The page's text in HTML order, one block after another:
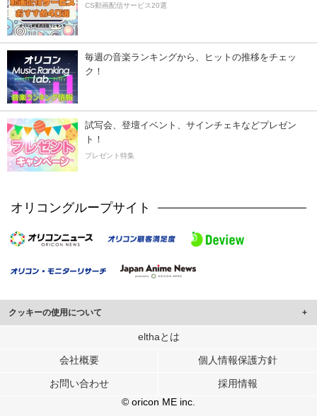
CS動画配信サービス20選
毎週の音楽ランキングから、ヒットの推移をチェッ
ク！
試写会、登壇イベント、サインチェキなどプレゼン
ト！
プレゼント特集
オリコングループサイト
クッキーの使用について
このサイトでは Cookie を使用して、ユーザーに合わせたコンテンツや広告の
行っています。
メディアや広告配信、データ解析の各パートナーに提供しています。
ユーザーが各パートナーのサービスを使用したときに収集した他の情報を組み
elthaとは
会社概要 個人情報保護方針
お問い合わせ
採用情報
© oricon ME inc.